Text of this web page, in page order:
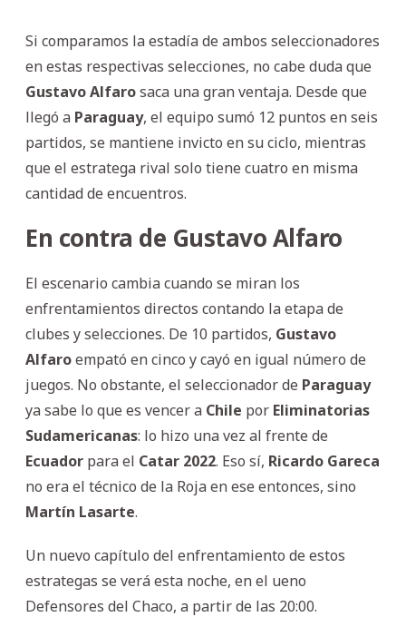
Si comparamos la estadía de ambos seleccionadores
en estas respectivas selecciones, no cabe duda que
Gustavo Alfarosaca una gran ventaja. Desde que
llegó a Paraguay, el equipo sumó 12 puntos en seis
partidos, se mantiene invicto en su ciclo, mientras
que el estratega rival solo tiene cuatro en misma
cantidad de encuentros.
En contra de Gustavo Alfaro
El escenario cambia cuando se miran los
enfrentamientos directos contando la etapa de
clubes y selecciones. De 10 partidos, Gustavo
Alfaroempató en cinco y cayó en igual número de
juegos. No obstante, el seleccionador de Paraguay
ya sabe lo que es vencer a Chile por Eliminatorias
Sudamericanas: lo hizo una vez al frente de
Ecuador para el Catar 2022. Eso sí, Ricardo Gareca
no era el técnico de la Roja en ese entonces, sino
Martín Lasarte.
Un nuevo capítulo del enfrentamiento de estos
estrategas se verá esta noche, en el ueno
Defensores del Chaco, a partir de las 20:00.